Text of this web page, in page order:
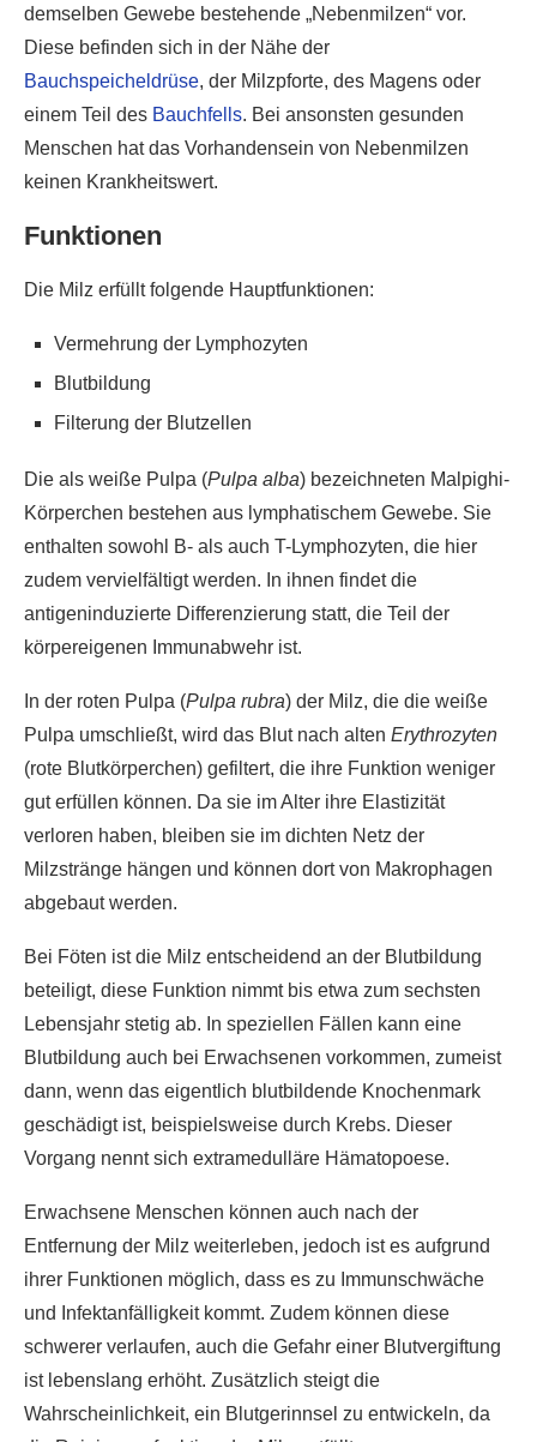
demselben Gewebe bestehende „Nebenmilzen“ vor.
Diese befinden sich in der Nähe der
Bauchspeicheldrüse, der Milzpforte, des Magens oder
einem Teil des Bauchfells. Bei ansonsten gesunden
Menschen hat das Vorhandensein von Nebenmilzen
keinen Krankheitswert.
Funktionen
Die Milz erfüllt folgende Hauptfunktionen:
Vermehrung der Lymphozyten
Blutbildung
Filterung der Blutzellen
Die als weiße Pulpa (Pulpa alba) bezeichneten Malpighi-
Körperchen bestehen aus lymphatischem Gewebe. Sie
enthalten sowohl B- als auch T-Lymphozyten, die hier
zudem vervielfältigt werden. In ihnen findet die
antigeninduzierte Differenzierung statt, die Teil der
körpereigenen Immunabwehr ist.
In der roten Pulpa (Pulpa rubra) der Milz, die die weiße
Pulpa umschließt, wird das Blut nach alten Erythrozyten
(rote Blutkörperchen) gefiltert, die ihre Funktion weniger
gut erfüllen können. Da sie im Alter ihre Elastizität
verloren haben, bleiben sie im dichten Netz der
Milzstränge hängen und können dort von Makrophagen
abgebaut werden.
Bei Föten ist die Milz entscheidend an der Blutbildung
beteiligt, diese Funktion nimmt bis etwa zum sechsten
Lebensjahr stetig ab. In speziellen Fällen kann eine
Blutbildung auch bei Erwachsenen vorkommen, zumeist
dann, wenn das eigentlich blutbildende Knochenmark
geschädigt ist, beispielsweise durch Krebs. Dieser
Vorgang nennt sich extramedulläre Hämatopoese.
Erwachsene Menschen können auch nach der
Entfernung der Milz weiterleben, jedoch ist es aufgrund
ihrer Funktionen möglich, dass es zu Immunschwäche
und Infektanfälligkeit kommt. Zudem können diese
schwerer verlaufen, auch die Gefahr einer Blutvergiftung
ist lebenslang erhöht. Zusätzlich steigt die
Wahrscheinlichkeit, ein Blutgerinnsel zu entwickeln, da